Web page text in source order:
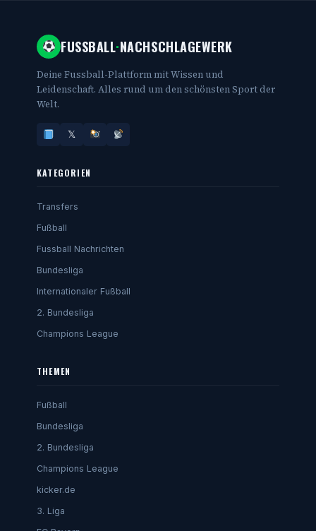
FUSSBALL·NACHSCHLAGEWERK
Deine Fussball-Plattform mit Wissen und
Leidenschaft. Alles rund um den schönsten Sport der
Welt.
𝕏
KATEGORIEN
Transfers
Fußball
Fussball Nachrichten
Bundesliga
Internationaler Fußball
2. Bundesliga
Champions League
THEMEN
Fußball
Bundesliga
2. Bundesliga
Champions League
kicker.de
3. Liga